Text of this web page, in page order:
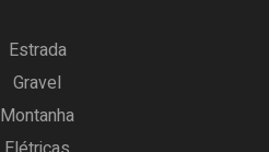
Estrada
Gravel
Montanha